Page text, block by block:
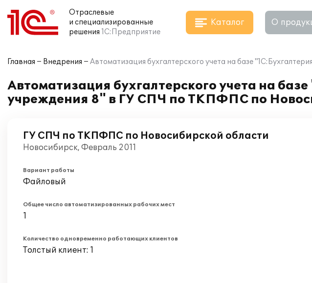
Отраслевые
и специализированные
решения 1С:Предприятие
Каталог О
Главная Внедрения Автоматизация бухгалтерского учета на базе
Автоматизация бухгалтерского учета на
учреждения 8" в ГУ СПЧ по ТКПФПС по
ГУ СПЧ по ТКПФПС по Новосибирской области
Новосибирск, Февраль 2011
Вариант работы
Файловый
Общее число автоматизированных рабочих мест
1
Количество одновременно работающих клиентов
Толстый клиент: 1